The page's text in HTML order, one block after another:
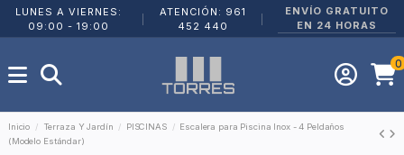
LUNES A VIERNES:
09:00 - 19:00
ATENCIÓN: 961
452 440
ENVÍO GRATUITO
EN 24 HORAS
0
Inicio Terraza Y Jardín PISCINAS
Escalera para Piscina Inox - 4 Peldaños
(Modelo Estándar)